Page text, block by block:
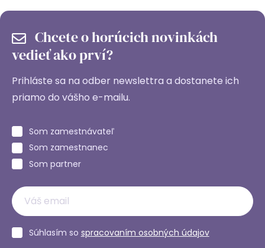
Chcete o horúcich novinkách
vedieť ako prví?
Prihláste sa na odber newslettra a dostanete ich
priamo do vášho e-mailu.
Som zamestnávateľ
Som zamestnanec
Som partner
Súhlasím so spracovaním osobných údajov